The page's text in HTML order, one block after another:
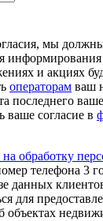
мы
информирования
и акциях
операторам ваш
последнего
ваше согласие в
обработку
телефона 3
данных
для
объектах